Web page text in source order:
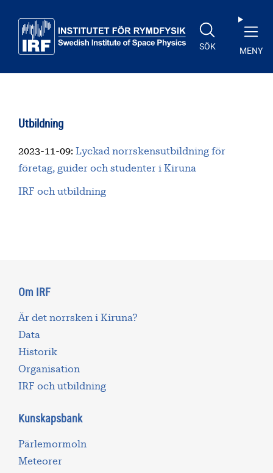
SÖK MENY
Utbildning
2023-11-09:
Lyckad norrskensutbildning för
företag, guider och studenter i Kiruna
IRF och utbildning
Om IRF
Är det norrsken i Kiruna?
Data
Historik
Organisation
IRF och utbildning
Kunskapsbank
Pärlemormoln
Meteorer